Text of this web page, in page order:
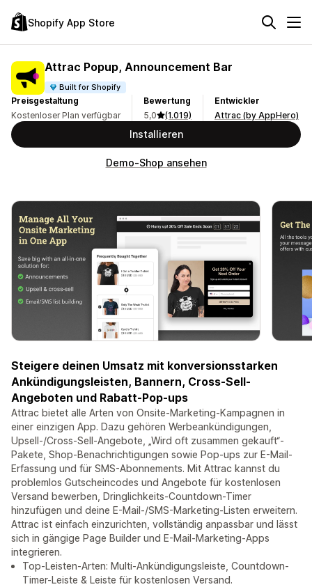
Shopify App Store
Attrac Popup, Announcement Bar
Built for Shopify
Preisgestaltung
Kostenloser Plan verfügbar
Bewertung
5,0
(1.019)
Entwickler
Attrac (by AppHero)
Installieren
Demo-Shop ansehen
Steigere deinen Umsatz mit konversionsstarken
Ankündigungsleisten, Bannern, Cross-Sell-
Angeboten und Rabatt-Pop-ups
Attrac bietet alle Arten von Onsite-Marketing-Kampagnen in
einer einzigen App. Dazu gehören Werbeankündigungen,
Upsell-/Cross-Sell-Angebote, „Wird oft zusammen gekauft“-
Pakete, Shop-Benachrichtigungen sowie Pop-ups zur E-Mail-
Erfassung und für SMS-Abonnements. Mit Attrac kannst du
problemlos Gutscheincodes und Angebote für kostenlosen
Versand bewerben, Dringlichkeits-Countdown-Timer
hinzufügen und deine E-Mail-/SMS-Marketing-Listen erweitern.
Attrac ist einfach einzurichten, vollständig anpassbar und lässt
sich in gängige Page Builder und E-Mail-Marketing-Apps
integrieren.
Top-Leisten-Arten: Multi-Ankündigungsleiste, Countdown-
Timer-Leiste & Leiste für kostenlosen Versand.